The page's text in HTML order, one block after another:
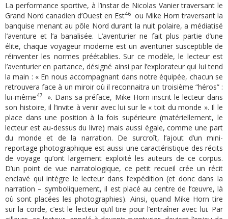
La performance sportive, à l’instar de Nicolas Vanier traversant le
Grand Nord canadien d’Ouest en Est46 ou Mike Horn traversant la
banquise menant au pôle Nord durant la nuit polaire, a médiatisé
l’aventure et l’a banalisée. L’aventurier ne fait plus partie d’une
élite, chaque voyageur moderne est un aventurier susceptible de
réinventer les normes préétablies. Sur ce modèle, le lecteur est
l’aventurier en partance, désigné ainsi par l’explorateur qui lui tend
la main : « En nous accompagnant dans notre équipée, chacun se
retrouvera face à un miroir où il reconnaitra un troisième “héros” :
lui-même47
». Dans sa préface, Mike Horn inscrit le lecteur dans
son histoire, il l’invite à venir avec lui sur le « toit du monde ». Il le
place dans une position à la fois supérieure (matériellement, le
lecteur est au-dessus du livre) mais aussi égale, comme une part
du monde et de la narration. De surcroît, l’ajout d’un mini-
reportage photographique est aussi une caractéristique des récits
de voyage qu’ont largement exploité les auteurs de ce corpus.
D’un point de vue narratologique, ce petit recueil crée un récit
enclavé qui intègre le lecteur dans l’expédition (et donc dans la
narration – symboliquement, il est placé au centre de l’œuvre, là
où sont placées les photographies). Ainsi, quand Mike Horn tire
sur la corde, c’est le lecteur qu’il tire pour l’entraîner avec lui. Par